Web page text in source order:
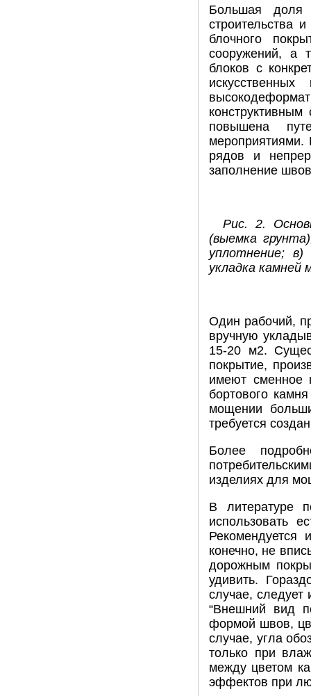
Большая доля
строительства
блочного
сооружений, а
блоков с
повышена
мероприятиями.
рядов и
заполнение
Рис. 2.
(выемка
уплотнение; в)
укладка камней
Один рабочий,
вручную
15-20 м2.
покрытие,
имеют сменное
бортового
мощении
требуется
Более
изделиях для
В литературе
использовать
Рекомендуется
конечно, не
дорожным
удивить.
случае,
“Внешний вид
формой швов,
случае, угла
только при
между цветом
эффектов при